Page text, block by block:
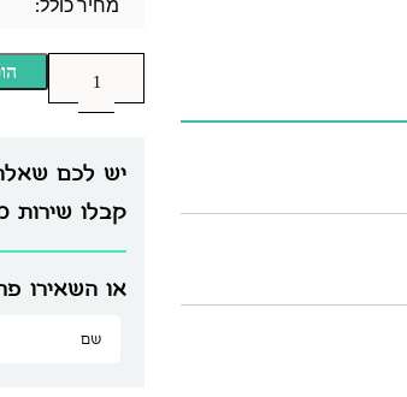
יש לכם
קבלו שירות
או השאירו